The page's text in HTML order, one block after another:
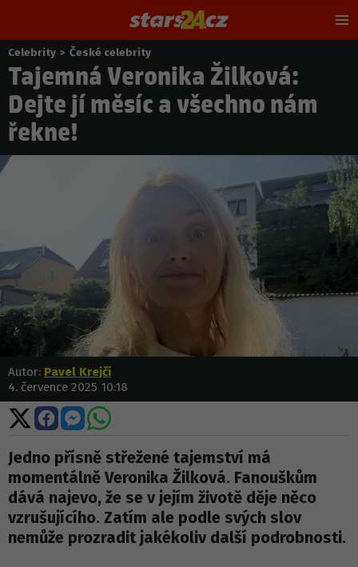
Nacházíte
se
zde:
Celebrity > České celebrity
Tajemná Veronika Žilková:
Dejte jí měsíc a všechno nám
řekne!
Autor: Pavel Krejčí
4. července 2025 10:18
Sdílet
na
X
Sdílet
na
Facebooku
Sdílet
na
Messengeru
Sdílet
WhatsApp
Jedno přísně střežené tajemství má
momentálně Veronika Žilková. Fanouškům
dává najevo, že se v jejím životě děje něco
vzrušujícího. Zatím ale podle svých slov
nemůže prozradit jakékoliv další podrobnosti.